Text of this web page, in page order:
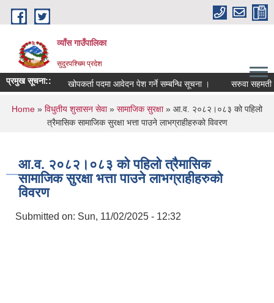
Skip to main content
व्याँस गाउँपालिका
सुदुरपश्चिम प्रदेश
प्रमुख सूचना:: खोपकर्ता पदमा आवेदन पेश गर्ने सम्बन्धि सूचना । सरुवा सहमती
You are here
Home » विधुतीय शुसासन सेवा» सामाजिक सुरक्षा» आ.व. २०८२।०८३ को पहिलो
त्रैमासिक सामाजिक सुरक्षा भत्ता पाउने लाभग्राहीहरुको विवरण
आ.व. २०८२।०८३ को पहिलो त्रैमासिक
सामाजिक सुरक्षा भत्ता पाउने लाभग्राहीहरुको
विवरण
Submitted on: Sun, 11/02/2025 - 12:32